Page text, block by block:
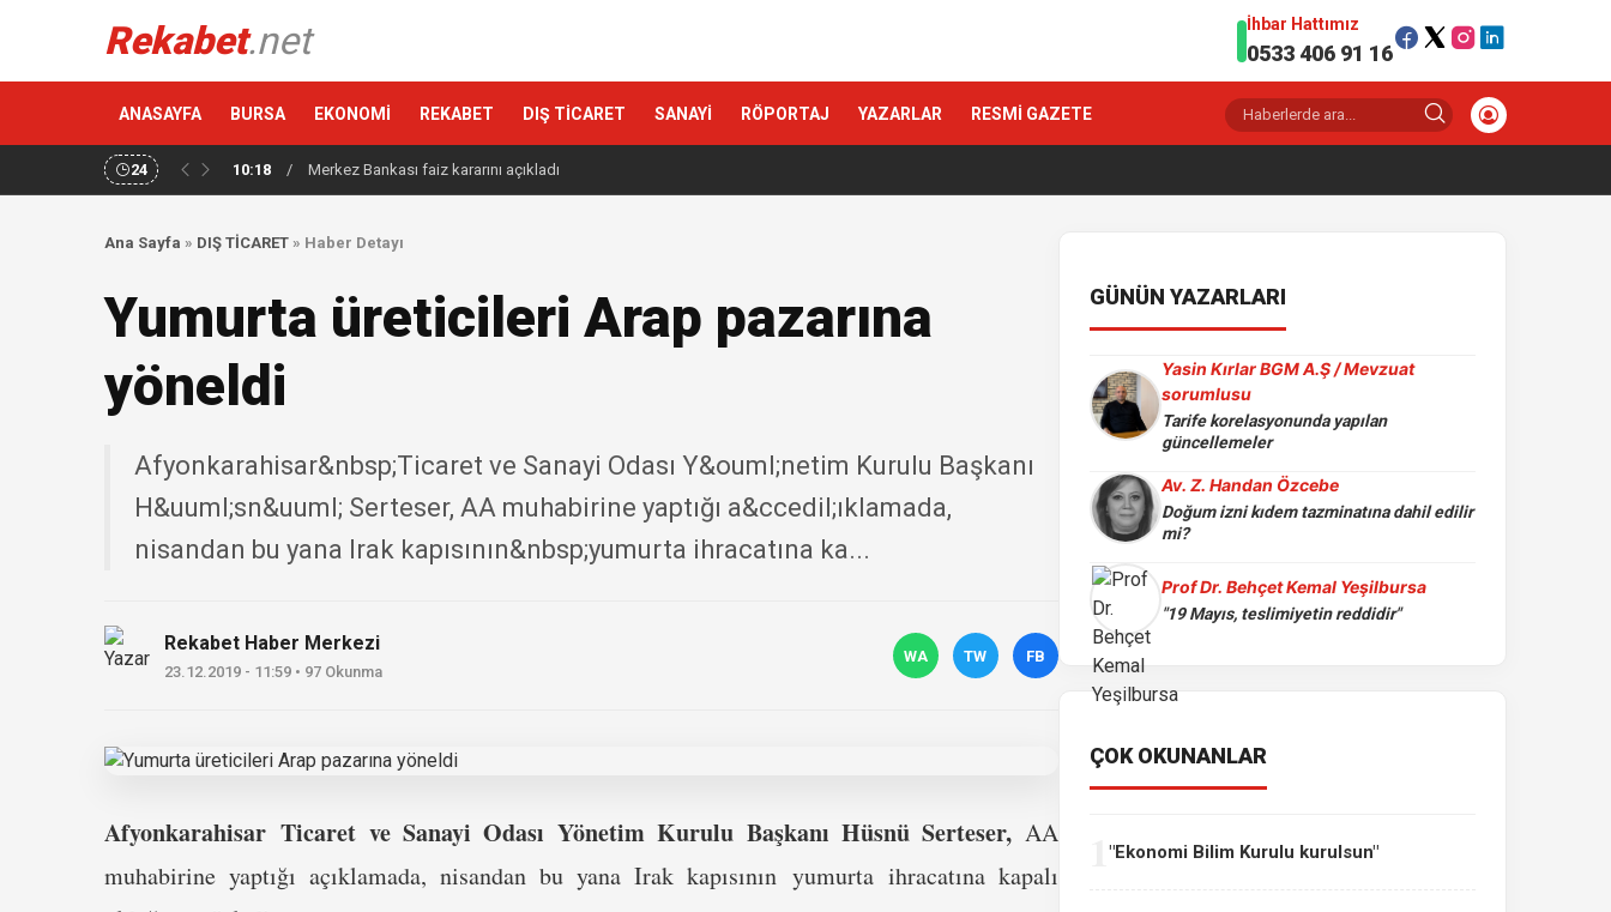
Rekabet.net İhbar Hattımız
0533 406 91 16
ANASAYFA BURSA EKONOMİ REKABET DIŞ TİCARET SANAYİ RÖPORTAJ YAZARLAR RESMİ GAZETE
24 10:18 / Merkez Bankası faiz kararını açıkladı
Ana Sayfa » DIŞ TİCARET » Haber Detayı
Yumurta üreticileri Arap pazarına
yöneldi
Afyonkarahisar&nbsp;Ticaret ve Sanayi Odası Y&ouml;netim Kurulu Başkanı
H&uuml;sn&uuml; Serteser, AA muhabirine yaptığı a&ccedil;ıklamada,
nisandan bu yana Irak kapısının&nbsp;yumurta ihracatına ka...
Rekabet Haber Merkezi
23.12.2019 - 11:59 • 97 Okunma
WA TW FB
Afyonkarahisar Ticaret ve Sanayi Odası Yönetim Kurulu Başkanı Hüsnü Serteser, AA
muhabirine yaptığı açıklamada, nisandan bu yana Irak kapısının yumurta ihracatına kapalı
GÜNÜN YAZARLARI
Yasin Kırlar BGM A.Ş / Mevzuat
sorumlusu
Tarife korelasyonunda yapılan
güncellemeler
Av. Z. Handan Özcebe
Doğum izni kıdem tazminatına dahil edilir
mi?
Prof Dr. Behçet Kemal Yeşilbursa
"19 Mayıs, teslimiyetin reddidir"
ÇOK OKUNANLAR
"Ekonomi Bilim Kurulu kurulsun"